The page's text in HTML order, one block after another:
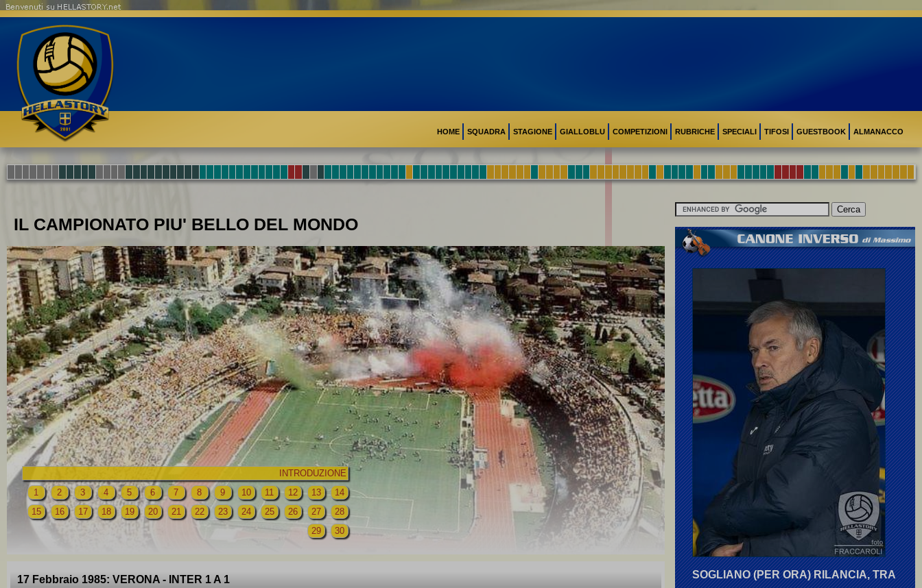
HOME SQUADRA STAGIONE GIALLOBLU COMPETIZIONI RUBRICHE SPECIALI TIFOSI GUESTBOOK ALMANACCO
Benvenuti su HELLASTORY.net
IL CAMPIONATO PIU' BELLO DEL MONDO
INTRODUZIONE
1
2 3 4 5 6 7 8 9 10 11 12 13
14
15
16 17 18 19 20 21 22 23 24 25 26 27
28
29
30
17 Febbraio 1985: VERONA - INTER 1 A 1
SOGLIANO (PER ORA) RILANCIA, TRA